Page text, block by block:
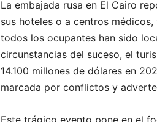
La embajada rusa en El Cairo
sus hoteles o a centros
todos los ocupantes han sido
circunstancias del suceso, el
14.100 millones de dólares en
marcada por conflictos y
Este trágico evento pone en el